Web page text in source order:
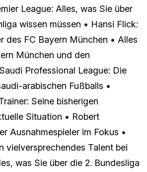
League: Alles, was Sie über
wissen müssen • Hansi Flick:
des FC Bayern München • Alles
München und den
Saudi Professional League: Die
arabischen Fußballs •
Seine bisherigen
Situation • Robert
Ausnahmespieler im Fokus •
vielversprechendes Talent bei
was Sie über die 2. Bundesliga